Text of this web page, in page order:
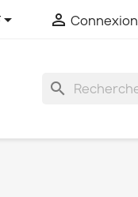
 Connexion
search